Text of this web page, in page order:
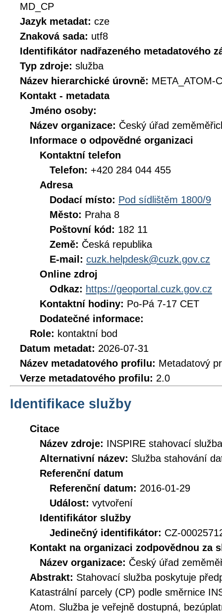
MD_CP
Jazyk metadat: cze
Znaková sada: utf8
Identifikátor nadřazeného metadatového
Typ zdroje: služba
Název hierarchické úrovně: META_ATOM-
Kontakt - metadata
Jméno osoby:
Název organizace: Český úřad
Informace o odpovědné organizaci
Kontaktní telefon
Telefon: +420 284 044 455
Adresa
Dodací místo: Pod sídlištěm 1800/9
Město: Praha 8
Poštovní kód: 182 11
Země: Česká republika
E-mail: cuzk.helpdesk@cuzk.gov.cz
Online zdroj
Odkaz: https://geoportal.cuzk.gov.cz
Kontaktní hodiny: Po-Pá 7-17 CET
Dodatečné informace:
Role: kontaktní bod
Datum metadat: 2026-07-31
Název metadatového profilu: Metadatový
Verze metadatového profilu: 2.0
Identifikace služby
Citace
Název zdroje: INSPIRE stahovací
Alternativní název: Služba stahování
Referenční datum
Referenční datum: 2016-01-29
Událost: vytvoření
Identifikátor služby
Jedinečný identifikátor: CZ-
Kontakt na organizaci zodpovědnou za
Název organizace: Český úřad
Abstrakt: Stahovací služba poskytuje
Katastrální parcely (CP) podle směrnice
Atom. Služba je veřejně dostupná,